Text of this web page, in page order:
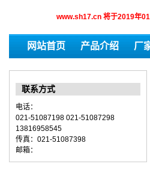
www.sh17.cn 将于2019年
网站首页 产品介绍 厂
联系方式
电话：
021-51087198 021-51087298
13816958545
传真：021-51087398
邮箱：